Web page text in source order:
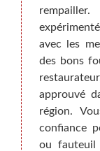
art
en
Ce
avec les
des bons
approuvé
région.
confiance
ou fauteuil